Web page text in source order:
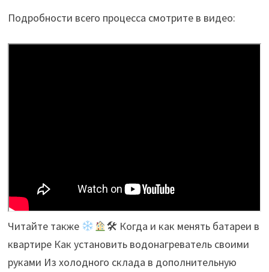
Подробности всего процесса смотрите в видео:
Читайте также
🛠 Когда и как менять батареи в
квартире Как установить водонагреватель своими
руками Из холодного склада в дополнительную